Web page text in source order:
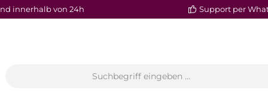
innerhalb von 24h Support per